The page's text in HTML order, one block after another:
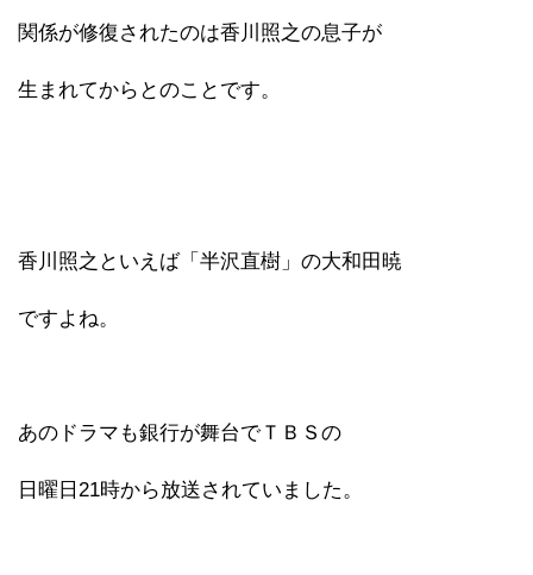
関係が修復されたのは香川照之の息子が
生まれてからとのことです。
香川照之といえば「半沢直樹」の大和田暁
ですよね。
あのドラマも銀行が舞台でＴＢＳの
日曜日21時から放送されていました。